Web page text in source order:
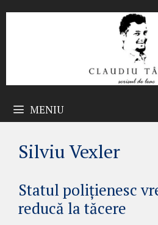
MENIU
Silviu Vexler
Statul polițienesc
reducă la tăcere